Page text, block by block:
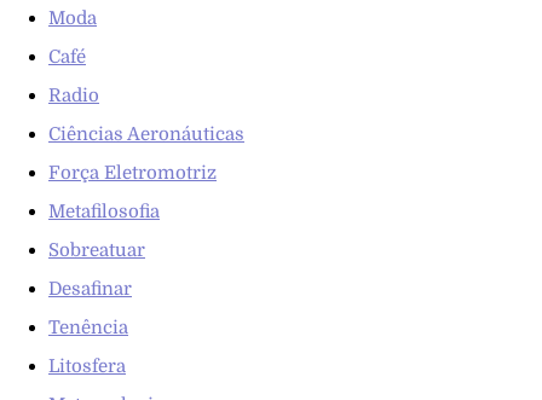
Moda
Café
Radio
Ciências Aeronáuticas
Força Eletromotriz
Metafilosofia
Sobreatuar
Desafinar
Tenência
Litosfera